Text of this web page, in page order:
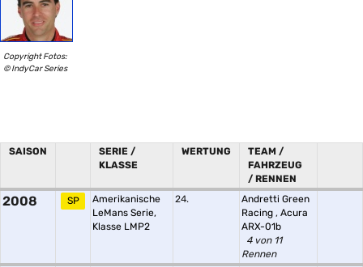
Copyright Fotos:
© IndyCar Series
SAISON
SERIE /
KLASSE
WERTUNG
TEAM /
FAHRZEUG
/ RENNEN
2008 SP
Amerikanische
LeMans Serie,
Klasse LMP2
24.
Andretti Green
Racing , Acura
ARX-01b
4 von 11
Rennen